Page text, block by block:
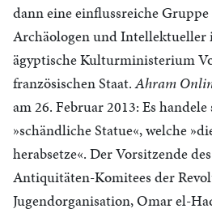
dann eine einflussreiche
Archäologen und Intellektueller
ägyptische Kulturministerium
französischen Staat.Ahram
am 26. Februar 2013: Es
»schändliche Statue«, welche
herabsetze«. Der Vorsitzende
Antiquitäten-Komitees der
Jugendorganisation, Omar el-